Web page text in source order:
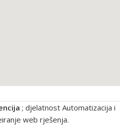
; djelatnost Automatizacija i
web rješenja.